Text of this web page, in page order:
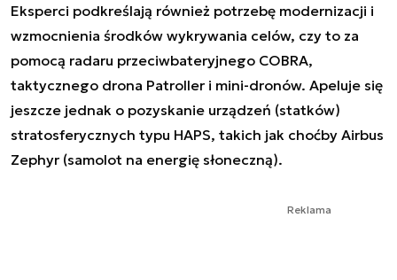
Eksperci podkreślają również potrzebę modernizacji i
wzmocnienia środków wykrywania celów, czy to za
pomocą radaru przeciwbateryjnego COBRA,
taktycznego drona Patroller i mini-dronów. Apeluje się
jeszcze jednak o pozyskanie urządzeń (statków)
stratosferycznych typu HAPS, takich jak choćby Airbus
Zephyr (samolot na energię słoneczną).
Reklama